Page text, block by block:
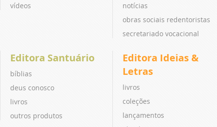
vídeos
notícias
obras sociais redentoristas
secretariado vocacional
Editora Santuário
bíblias
deus conosco
livros
outros produtos
Editora Ideias &
Letras
livros
coleções
lançamentos